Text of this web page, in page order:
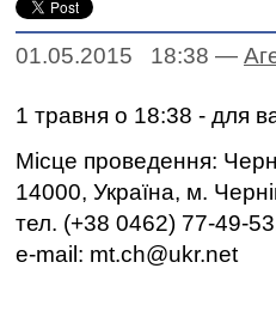
01.05.2015 18:38 —
1 травня о 18:38 -
Місце проведення:
14000, Україна, м.
тел. (+38 0462) 77-49-
e-mail: mt.ch@ukr.net